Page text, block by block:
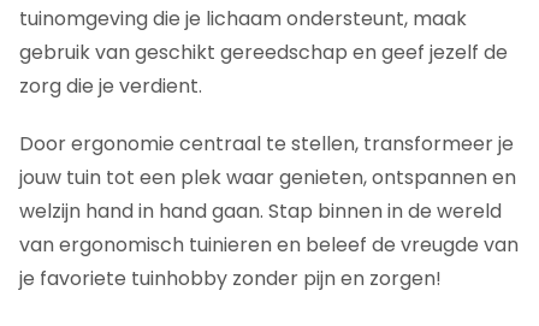
tuinomgeving die je lichaam ondersteunt, maak
gebruik van geschikt gereedschap en geef jezelf de
zorg die je verdient.
Door ergonomie centraal te stellen, transformeer je
jouw tuin tot een plek waar genieten, ontspannen en
welzijn hand in hand gaan. Stap binnen in de wereld
van ergonomisch tuinieren en beleef de vreugde van
je favoriete tuinhobby zonder pijn en zorgen!